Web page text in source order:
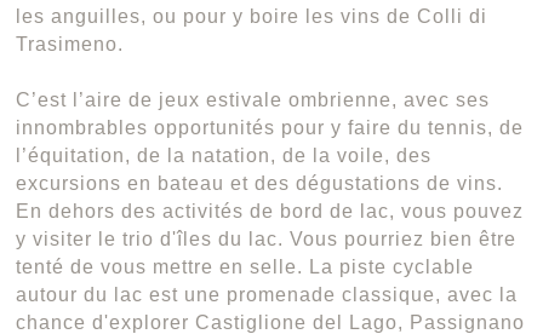
les anguilles, ou pour y boire les vins de Colli di
Trasimeno.
C’est l’aire de jeux estivale ombrienne, avec ses
innombrables opportunités pour y faire du tennis, de
l’équitation, de la natation, de la voile, des
excursions en bateau et des dégustations de vins.
En dehors des activités de bord de lac, vous pouvez
y visiter le trio d'îles du lac. Vous pourriez bien être
tenté de vous mettre en selle. La piste cyclable
autour du lac est une promenade classique, avec la
chance d'explorer Castiglione del Lago, Passignano